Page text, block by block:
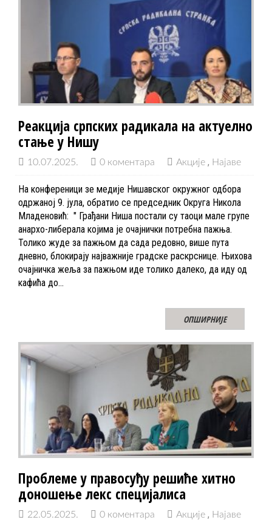
Реакција српских радикала на актуелно
стање у Нишу
10.07.2025. 0 коментара Акције Најаве
На конференици зе медије Нишавског окружног одбора
одржаној 9. јула, обратио се председник Округа Никола
Младеновић: " Грађани Ниша постали су таоци мале групе
анархо-либерала којима је очајнички потребна пажња.
Толико жуде за пажњом да сада редовно, више пута
дневно, блокирају најважније градске раскрснице. Њихова
очајничка жеља за пажњом иде толико далеко, да иду од
кафића до…
ОПШИРНИЈЕ
Проблеме у правосуђу решиће хитно
доношење лекс специјалиса
22.05.2025. 0 коментара Акције Најаве